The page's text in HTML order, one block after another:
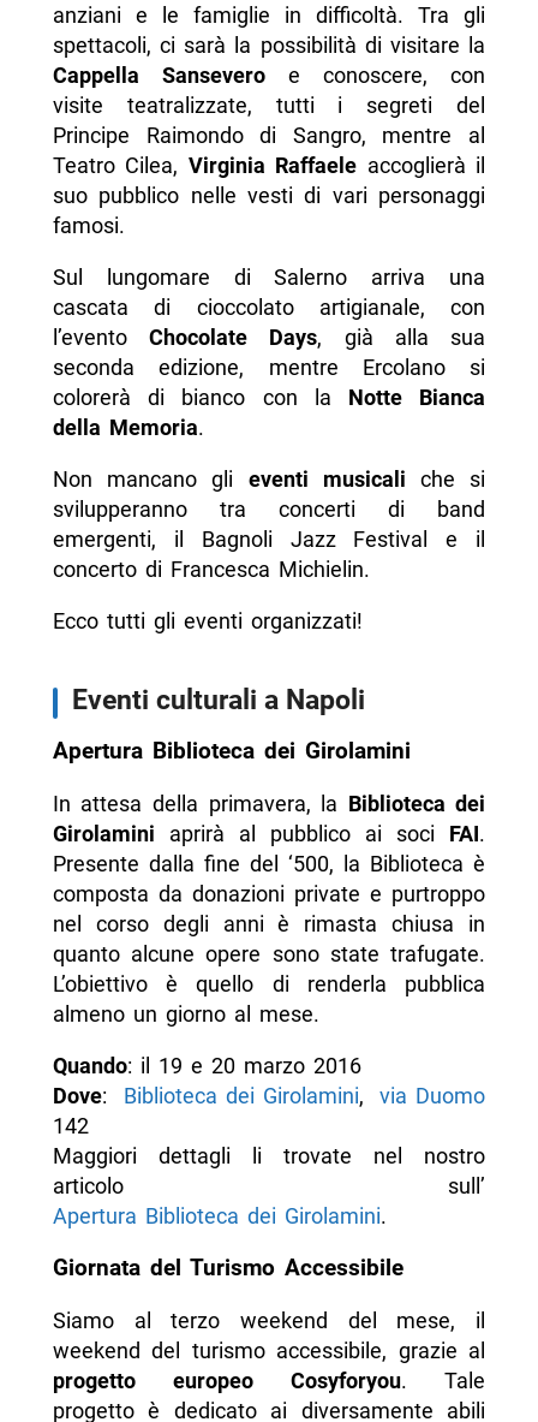
anziani e le famiglie in difficoltà. Tra gli
spettacoli, ci sarà la possibilità di visitare la
Cappella Sanseveroe conoscere, con
visite teatralizzate, tutti i segreti del
Principe Raimondo di Sangro, mentre al
Teatro Cilea, Virginia Raffaele accoglierà il
suo pubblico nelle vesti di vari personaggi
famosi.
Sul lungomare di Salerno arriva una
cascata di cioccolato artigianale, con
l’eventoChocolate Days, già alla sua
seconda edizione, mentre Ercolano si
colorerà di bianco con la Notte Bianca
della Memoria.
Non mancano gli eventi musicali che si
svilupperanno tra concerti di band
emergenti, il Bagnoli Jazz Festival e il
concerto di Francesca Michielin.
Ecco tutti gli eventi organizzati!
Eventi culturali a Napoli
Apertura Biblioteca dei Girolamini
In attesa della primavera, la Biblioteca dei
Girolamini aprirà al pubblico ai soci FAI.
Presente dalla fine del ‘500, la Biblioteca è
composta da donazioni private e purtroppo
nel corso degli anni è rimasta chiusa in
quanto alcune opere sono state trafugate.
L’obiettivo è quello di renderla pubblica
almeno un giorno al mese.
Quando: il 19 e 20 marzo 2016
Dove: Biblioteca dei Girolamini,via Duomo
142
Maggiori dettagli li trovate nel nostro
articolo sull’
Apertura Biblioteca dei Girolamini.
Giornata del Turismo Accessibile
Siamo al terzo weekend del mese, il
weekend del turismo accessibile, grazie al
progetto europeo Cosyforyou. Tale
progetto è dedicato ai diversamente abili